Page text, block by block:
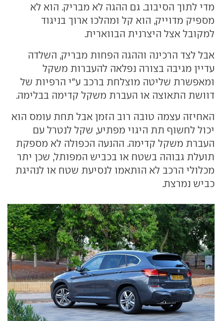
מדי לתוך הסיבוב. גם ההגה לא מבריק. הוא לא
מספיק מדוייק, הוא קל ומהלכו ארוך בניגוד
למקובל אצל היצרנית הבווארית.
אבל לצד הרכינה וההגה הפחות מבריק, השלדה
עדיין מגיבה בצורה נפלאה להעברות משקל
ומאפשרת שליטה מוצלחת ברכב ע"י הרפיות של
דוושת התאוצה או העברת משקל קדימה בבלימה.
האחיזה עצמה טובה רוב הזמן אבל תחת עומס הוא
יכול לחשוף תת היגוי מפתיע, שקל לנטרל עם
העברת משקל קדימה. ההנעה הכפולה לא מספקת
תועלת גבוהה בשטח או בכביש המפותל, שכן יתר
מכלולי הרכב לא הותאמו לנסיעת שטח או לנהיגת
כביש נמרצת.